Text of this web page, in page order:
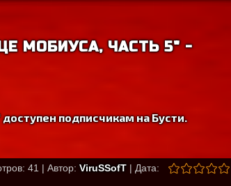
МОБИУСА, ЧАСТЬ 5" -
подписчикам на Бусти.
41 | Автор: ViruSSofT | Дата: